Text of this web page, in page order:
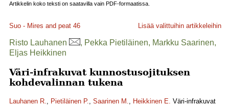
Artikkelin koko teksti on saatavilla vain PDF-formaatissa.
Suo - Mires and peat 46 Lisää valittuihin artikkeleihin
Risto Lauhanen
, Pekka Pietiläinen, Markku Saarinen,
Eljas Heikkinen
Väri-infrakuvat kunnostusojituksen
kohdevalinnan tukena
Lauhanen R., Pietiläinen P., Saarinen M., Heikkinen E. Väri-infrakuvat